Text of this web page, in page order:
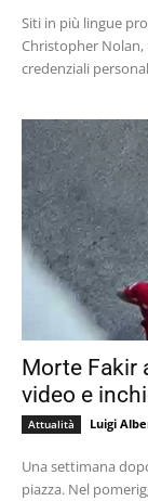
Siti in più lingue
Christopher
Morte Fakir
video e
Attualità Luigi
Una settimana
piazza. Nel